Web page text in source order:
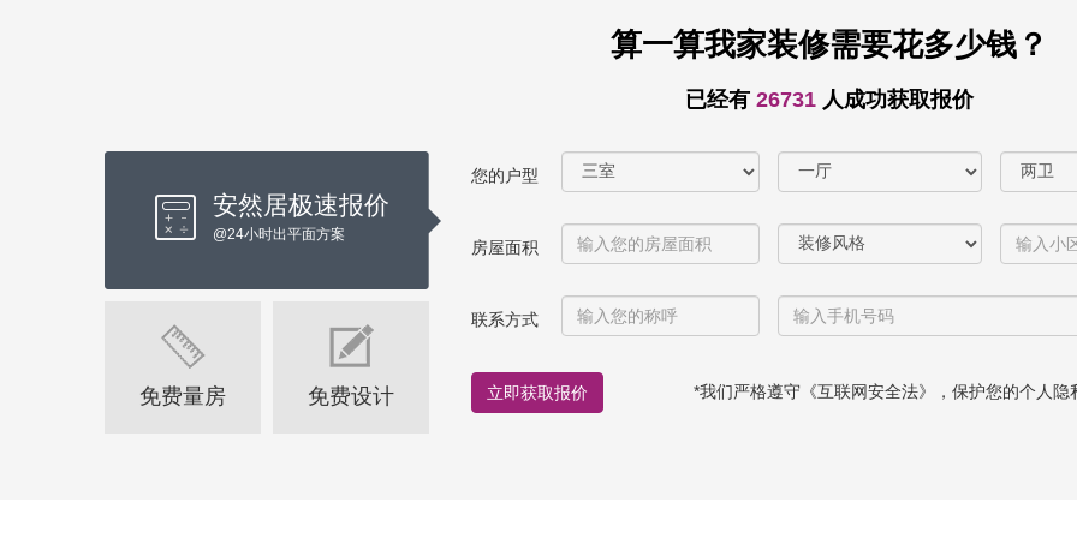
算一算我家装修需要花多少钱？
已经有 26731人成功获取报价
安然居极速报价
@24小时出平面方案
免费量房 免费设计
您的户型
房屋面积
联系方式
立即获取报价 *我们严格遵守《互联网安全法》，保护您的个人隐